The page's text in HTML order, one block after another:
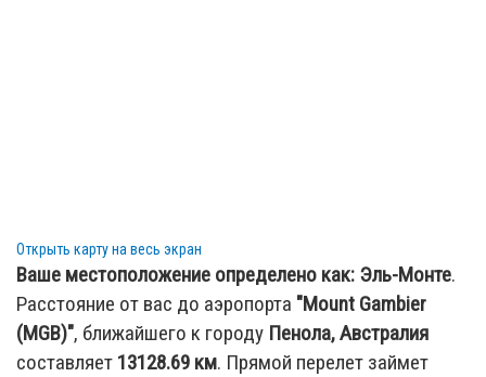
Открыть карту на весь экран
Ваше местоположение определено как: Эль-Монте.
Расстояние от вас до аэропорта "Mount Gambier
(MGB)", ближайшего к городу Пенола, Австралия
составляет 13128.69 км. Прямой перелет займет